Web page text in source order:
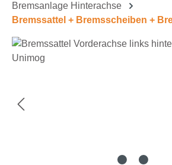
Bremsanlage Hinterachse
Bremssattel + Bremsscheiben +
Bildergalerie überspringen